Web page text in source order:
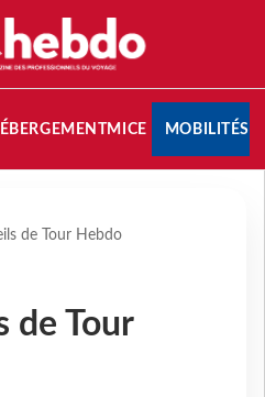
MICE MOBILITÉS
de Tour Hebdo
de Tour